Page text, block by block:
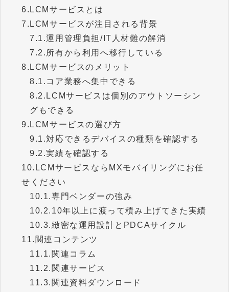
6. LCMサービスとは
7. LCMサービスが注目される背景
7.1.運用管理負担/IT人材難の解消
7.2. 所有から利用へ移行している
8. LCMサービスのメリット
8.1. コア業務へ集中できる
8.2. LCMサービスは個別のアウトソーシン
グもできる
9. LCMサービスの選び方
9.1.対応できるデバイスの種類を確認する
9.2.実績を確認する
10. LCMサービスならMXモバイリングにお任
せください
10.1.専門ベンダーの強み
10.2. 10年以上に渡って積み上げてきた実績
10.3.緻密な運用設計とPDCAサイクル
11. 関連コンテンツ
11.1. 関連コラム
11.2. 関連サービス
11.3. 関連資料ダウンロード